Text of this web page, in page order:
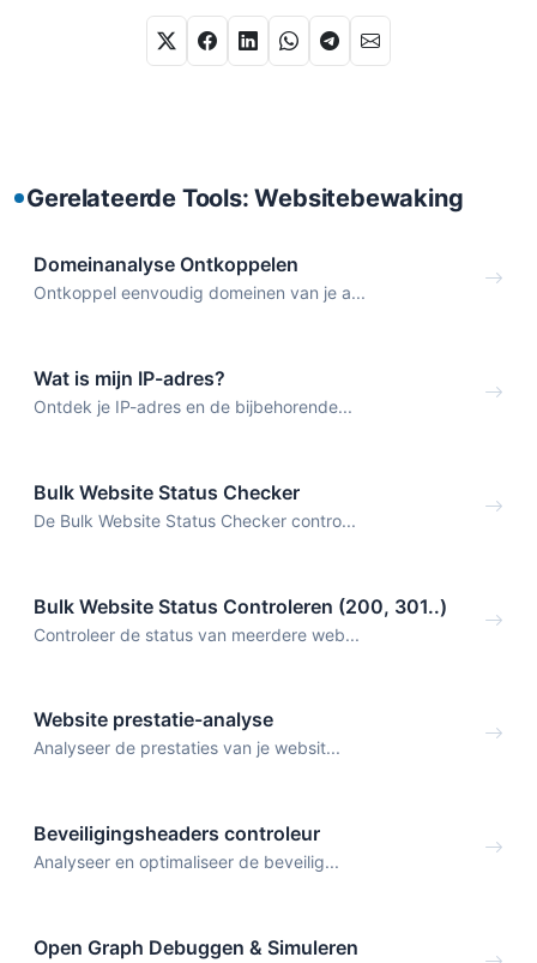
Gerelateerde Tools: Websitebewaking
Domeinanalyse Ontkoppelen
Ontkoppel eenvoudig domeinen van je a...
Wat is mijn IP-adres?
Ontdek je IP-adres en de bijbehorende...
Bulk Website Status Checker
De Bulk Website Status Checker contro...
Bulk Website Status Controleren (200, 301..)
Controleer de status van meerdere web...
Website prestatie-analyse
Analyseer de prestaties van je websit...
Beveiligingsheaders controleur
Analyseer en optimaliseer de beveilig...
Open Graph Debuggen & Simuleren